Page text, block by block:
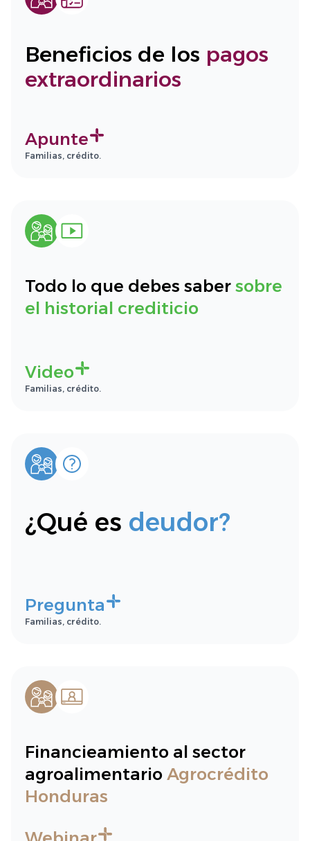
Beneficios de los pagos
extraordinarios
Apunte
Familias, crédito.
Todo lo que debes saber sobre
el historial crediticio
Video
Familias, crédito.
¿Qué es deudor?
Pregunta
Familias, crédito.
Financieamiento al sector
agroalimentario Agrocrédito
Honduras